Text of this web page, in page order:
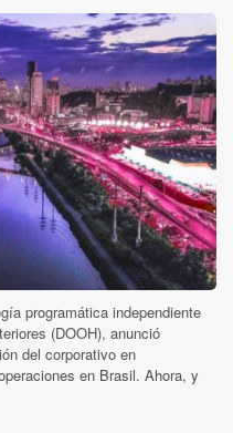
programática independiente
(DOOH), anunció
del corporativo en
en Brasil. Ahora, y